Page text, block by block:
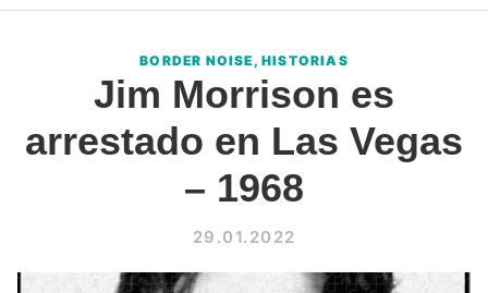
Conéctate
la
frontera
BORDER NOISE , HISTORIAS
Jim Morrison es
arrestado en Las Vegas
– 1968
29.01.2022